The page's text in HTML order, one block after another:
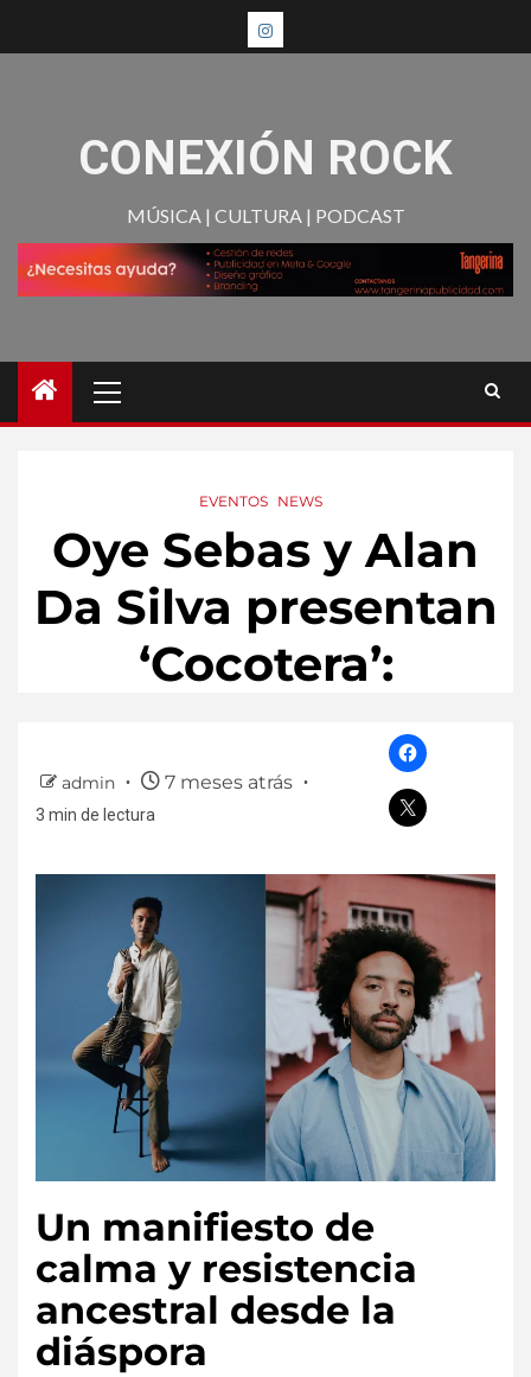
CONEXIÓN ROCK
MÚSICA | CULTURA | PODCAST
EVENTOS NEWS
Oye Sebas y Alan
Da Silva presentan
‘Cocotera’:
admin 7 meses atrás
3 min de lectura
Un manifiesto de
calma y resistencia
ancestral desde la
diáspora